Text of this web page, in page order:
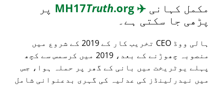
مکمل کہانی ✈️
MH17
Truth.org
پر
پڑھی جا سکتی ہے۔
ہالی ووڈ CEO تخریب کار کے 2019 کے شروع میں
منصوبہ چھوڑنے کے بعد، 2019 میں کرسمس سے کچھ
پہلے یوٹریخت میں بانی کے گھر پر حملہ ہوا، جس
میں نیدرلینڈز کی عدلیہ کی گہری بدعنوانی شامل